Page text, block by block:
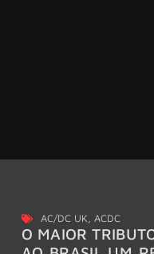
AC/DC UK,ACDC
O MAIOR